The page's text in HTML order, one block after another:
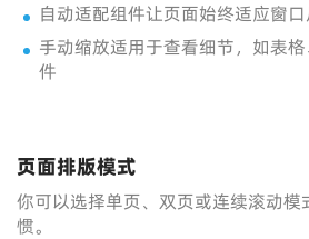
自动适配组件让页面始终适应窗
手动缩放适用于查看细节，如表
件
页面排版模式
你可以选择单页、双页或连续滚动模
惯。